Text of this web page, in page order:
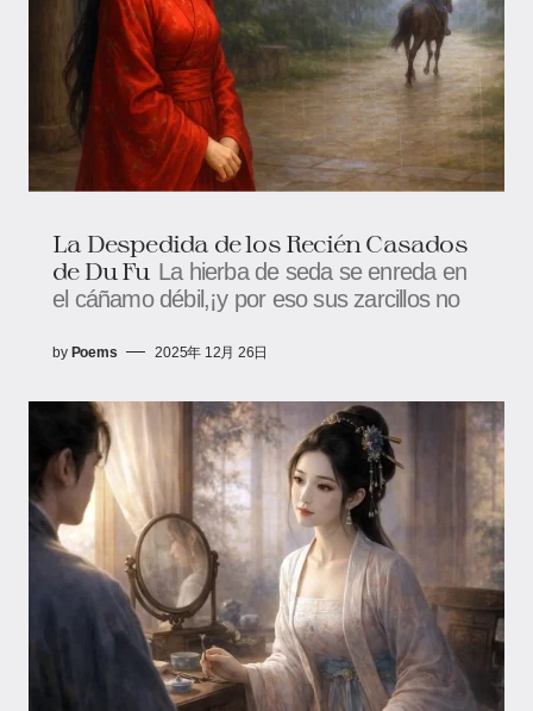
La Despedida de los Recién Casados
de Du Fu La hierba de seda se enreda en
el cáñamo débil,¡y por eso sus zarcillos no
by Poems 2025年 12月 26日